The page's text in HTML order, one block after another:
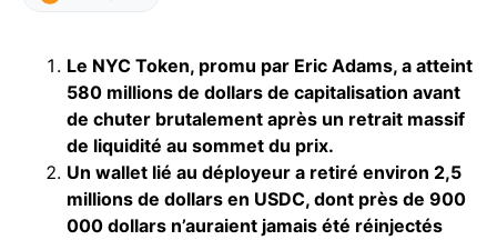
Le NYC Token, promu par Eric Adams, a atteint
580 millions de dollars de capitalisation avant
de chuter brutalement après un retrait massif
de liquidité au sommet du prix.
Un wallet lié au déployeur a retiré environ 2,5
millions de dollars en USDC, dont près de 900
000 dollars n’auraient jamais été réinjectés